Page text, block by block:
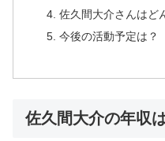
佐久間大介さんはど
今後の活動予定は？
佐久間大介の年収